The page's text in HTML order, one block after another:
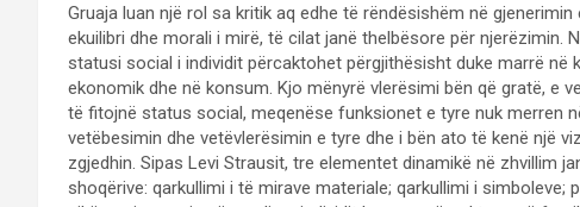
Gruaja luan një rol sa kritik aq edhe të rëndësishëm në
ekuilibri dhe morali i mirë, të cilat janë thelbësore për njerëzimin.
statusi social i individit përcaktohet përgjithësisht duke marrë në
ekonomik dhe në konsum. Kjo mënyrë vlerësimi bën që gratë, e
të fitojnë status social, meqenëse funksionet e tyre nuk merren
vetëbesimin dhe vetëvlerësimin e tyre dhe i bën ato të kenë një
zgjedhin. Sipas Levi Strausit, tre elementet dinamikë në zhvillim
shoqërive: qarkullimi i të mirave materiale; qarkullimi i